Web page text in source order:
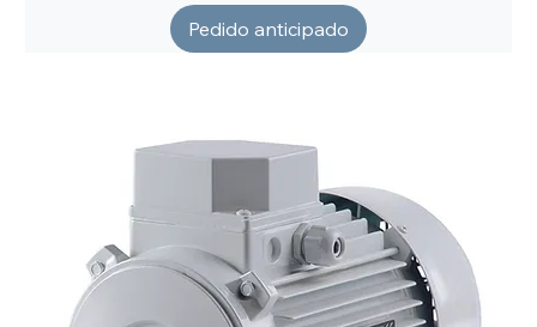
Pedido anticipado